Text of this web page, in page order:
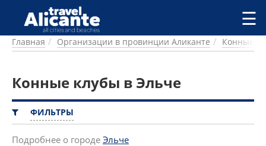
Перейти к основному содержанию
ГОРОДА
ПИТАНИЕ
ПЛЯЖИ
ДОСТОПРИМЕЧАТЕЛЬНОСТИ
КЕМПИНГ
☰
Главная Организации в провинции Аликанте Конные
Конные клубы в Эльче
ФИЛЬТРЫ
Подробнее о городе Эльче